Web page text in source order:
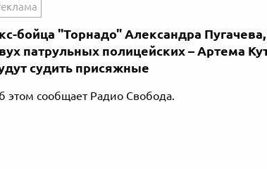
бойца "Торнадо" Александра
патрульных полицейских – Артема
судить присяжные
этом сообщает Радио Свобода.